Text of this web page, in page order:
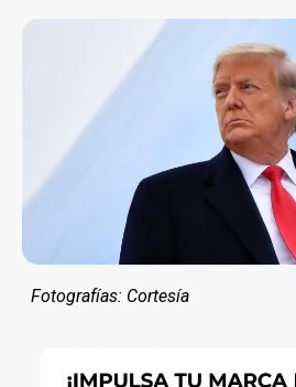
Fotografías: Cortesía